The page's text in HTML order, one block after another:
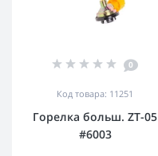
0
Код товара: 11251
Горелка больш. ZT-05
#6003